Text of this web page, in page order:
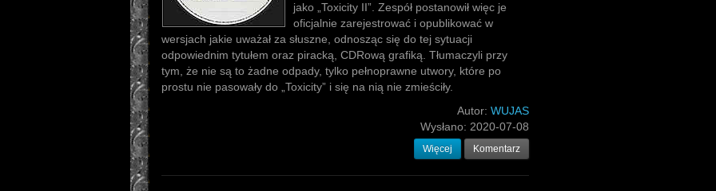
jako „Toxicity II”. Zespół postanowił więc je
oficjalnie zarejestrować i opublikować w
wersjach jakie uważał za słuszne, odnosząc się do tej sytuacji
odpowiednim tytułem oraz piracką, CDRową grafiką. Tłumaczyli przy
tym, że nie są to żadne odpady, tylko pełnoprawne utwory, które po
prostu nie pasowały do „Toxicity” i się na nią nie zmieściły.
Autor: WUJAS
Wysłano: 2020-07-08
Więcej Komentarz